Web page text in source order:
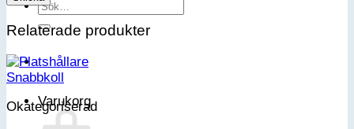
Sök
Varukorg
Relaterade produkter
Snabbkoll
Okategoriserad